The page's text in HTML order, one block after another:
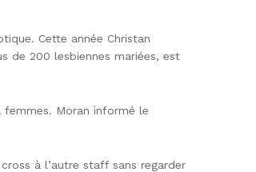
Cette année Christan
de 200 lesbiennes mariées, est
Moran informé le
à l’autre staff sans regarder